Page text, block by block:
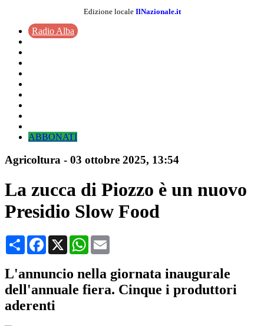
Edizione locale IlNazionale.it
Radio Alba
ABBONATI
Agricoltura - 03 ottobre 2025, 13:54
La zucca di Piozzo è un nuovo
Presidio Slow Food
CondividiFacebook
X WhatsApp
L'annuncio nella giornata inaugurale
dell'annuale fiera. Cinque i produttori
aderenti